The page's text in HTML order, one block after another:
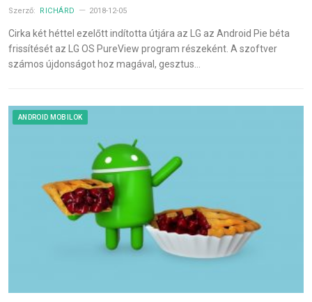
Szerző: RICHÁRD 2018-12-05
Cirka két héttel ezelőtt indította útjára az LG az Android Pie béta
frissítését az LG OS PureView program részeként. A szoftver
számos újdonságot hoz magával, gesztus…
ANDROID MOBILOK